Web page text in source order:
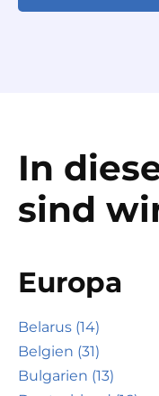
In
sind
Europa
Belarus (14)
Belgien (31)
Bulgarien (13)